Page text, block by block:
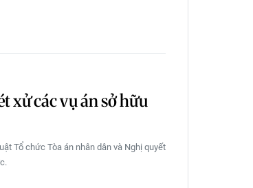
xử các vụ án sở hữu
Tổ chức Tòa án nhân dân và Nghị quyết